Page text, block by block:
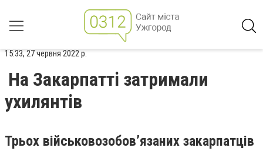
15:33, 27 червня 2022 р.
На Закарпатті затримали
ухилянтів
Трьох військовозобов’язаних закарпатців